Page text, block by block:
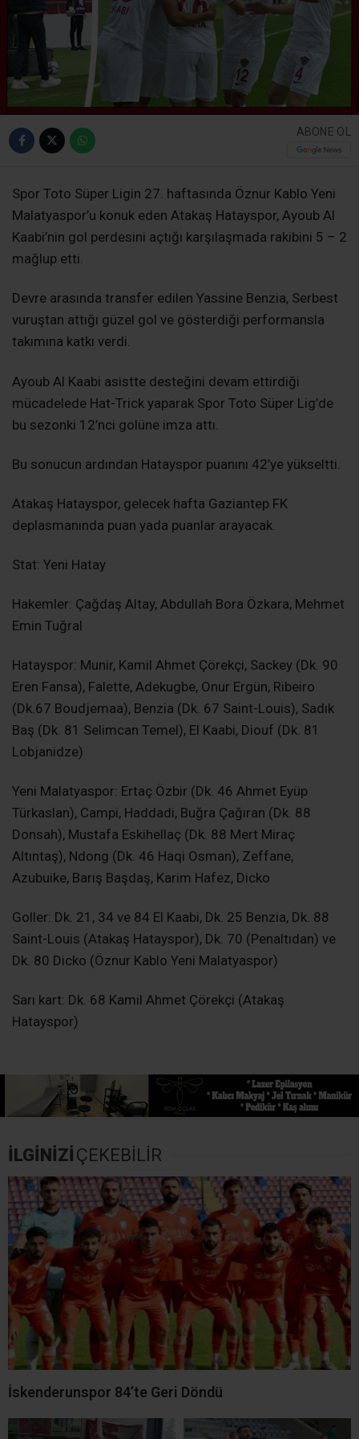
ABONE OL
Spor Toto Süper Ligin 27. haftasında Öznur Kablo Yeni
Malatyaspor’u konuk eden Atakaş Hatayspor, Ayoub Al
Kaabi’nin gol perdesini açtığı karşılaşmada rakibini 5 – 2
mağlup etti.
Devre arasında transfer edilen Yassine Benzia, Serbest
vuruştan attığı güzel gol ve gösterdiği performansla
takımına katkı verdi.
Ayoub Al Kaabi asistte desteğini devam ettirdiği
mücadelede Hat-Trick yaparak Spor Toto Süper Lig’de
bu sezonki 12’nci golüne imza attı.
Bu sonucun ardından Hatayspor puanını 42’ye yükseltti.
Atakaş Hatayspor, gelecek hafta Gaziantep FK
deplasmanında puan yada puanlar arayacak.
Stat: Yeni Hatay
Hakemler: Çağdaş Altay, Abdullah Bora Özkara, Mehmet
Emin Tuğral
Hatayspor: Munir, Kamil Ahmet Çörekçi, Sackey (Dk. 90
Eren Fansa), Falette, Adekugbe, Onur Ergün, Ribeiro
(Dk.67 Boudjemaa), Benzia (Dk. 67 Saint-Louis), Sadık
Baş (Dk. 81 Selimcan Temel), El Kaabi, Diouf (Dk. 81
Lobjanidze)
Yeni Malatyaspor: Ertaç Özbir (Dk. 46 Ahmet Eyüp
Türkaslan), Campi, Haddadi, Buğra Çağıran (Dk. 88
Donsah), Mustafa Eskihellaç (Dk. 88 Mert Miraç
Altıntaş), Ndong (Dk. 46 Haqi Osman), Zeffane,
Azubuike, Barış Başdaş, Karim Hafez, Dicko
Goller: Dk. 21, 34 ve 84 El Kaabi, Dk. 25 Benzia, Dk. 88
Saint-Louis (Atakaş Hatayspor), Dk. 70 (Penaltıdan) ve
Dk. 80 Dicko (Öznur Kablo Yeni Malatyaspor)
Sarı kart: Dk. 68 Kamil Ahmet Çörekçi (Atakaş
Hatayspor)
İLGİNİZİ ÇEKEBİLİR
İskenderunspor 84’te Geri Döndü